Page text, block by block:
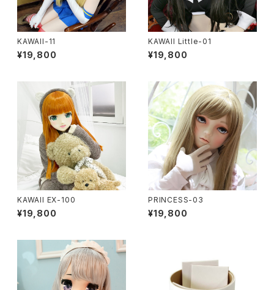
KAWAII-11
¥19,800
KAWAII Little-01
¥19,800
KAWAII EX-100
¥19,800
PRINCESS-03
¥19,800